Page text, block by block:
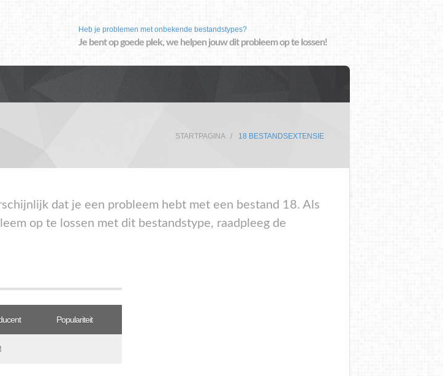
Heb je problemen met onbekende bestandstypes?
Je bent op goede plek, we helpen jouw dit probleem op te lossen!
STARTPAGINA 18 BESTANDSEXTENSIE
dat je een probleem hebt met een bestand 18. Als
op te lossen met dit bestandstype, raadpleeg de
Populariteit